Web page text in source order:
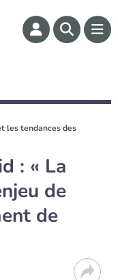
les tendances des
: « La
de
de